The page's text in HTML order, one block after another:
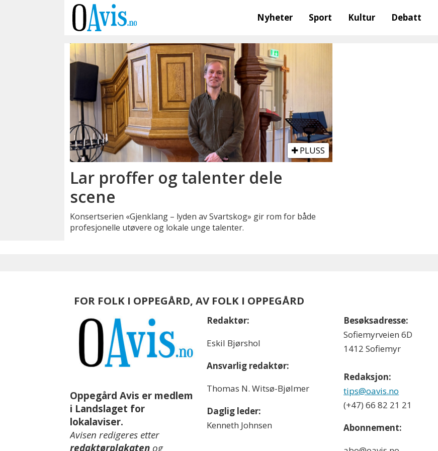
Nyheter Sport Kultur Debatt
gjenklang
svartskog
PLUSS
Lar proffer og talenter dele
scene
Konsertserien «Gjenklang – lyden av Svartskog» gir rom for både
profesjonelle utøvere og lokale unge talenter.
FOR FOLK I OPPEGÅRD, AV FOLK I OPPEGÅRD
Oppegård Avis er medlem
i Landslaget for
lokalaviser.
Avisen redigeres etter
redaktørplakaten og
Redaktør:
Eskil Bjørshol
Ansvarlig redaktør:
Thomas N. Witsø-Bjølmer
Daglig leder:
Kenneth Johnsen
Besøksadresse:
Sofiemyrveien 6D
1412 Sofiemyr
Redaksjon:
tips@oavis.no
(+47) 66 82 21 21
Abonnement: